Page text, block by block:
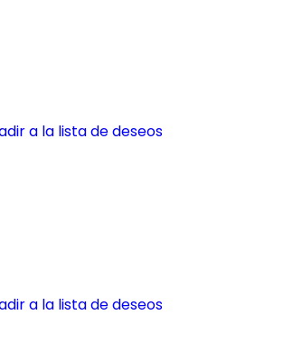
a la lista de deseos
a la lista de deseos